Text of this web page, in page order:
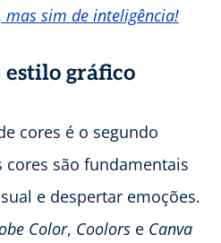
sim de inteligência!
estilo gráfico
cores é o segundo
cores são fundamentais
e despertar emoções.
Color, Coolors e Canva